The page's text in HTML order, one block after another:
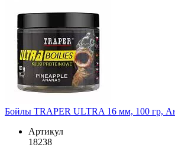
Бойлы TRAPER ULTRA 16 мм, 100 гр,
Артикул
18238